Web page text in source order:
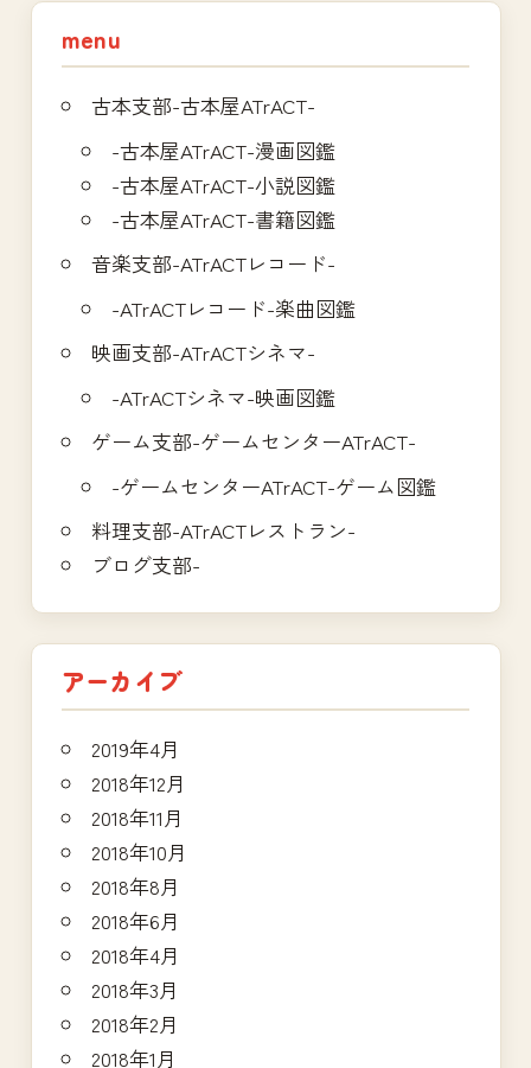
menu
古本支部-古本屋ATrACT-
-古本屋ATrACT-漫画図鑑
-古本屋ATrACT-小説図鑑
-古本屋ATrACT-書籍図鑑
音楽支部-ATrACTレコード-
-ATrACTレコード-楽曲図鑑
映画支部-ATrACTシネマ-
-ATrACTシネマ-映画図鑑
ゲーム支部-ゲームセンターATrACT-
-ゲームセンターATrACT-ゲーム図鑑
料理支部-ATrACTレストラン-
ブログ支部-
アーカイブ
2019年4月
2018年12月
2018年11月
2018年10月
2018年8月
2018年6月
2018年4月
2018年3月
2018年2月
2018年1月